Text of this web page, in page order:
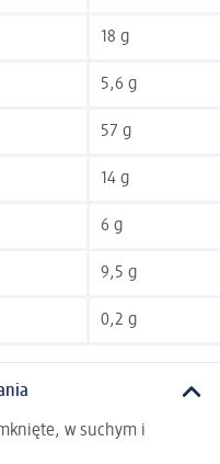
18 g
5,6 g
57 g
14 g
6 g
9,5 g
0,2 g
w suchym i